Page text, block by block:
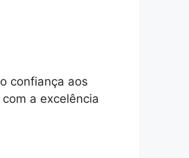
confiança aos
a excelência